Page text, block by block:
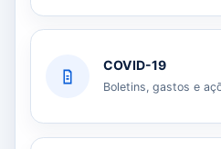
COVID-19
Boletins, gastos e